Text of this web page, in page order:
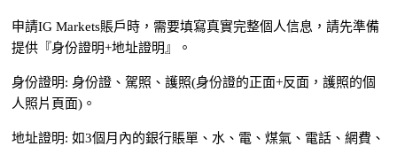
申請IG Markets賬戶時，需要填寫真實完整個人信息，請先準備
提供『身份證明+地址證明』。
身份證明: 身份證、駕照、護照(身份證的正面+反面，護照的個
人照片頁面)。
地址證明: 如3個月內的銀行賬單、水、電、煤氣、電話、網費、